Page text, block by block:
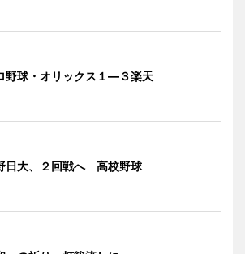
野球・オリックス１―３楽天
日大、２回戦へ 高校野球